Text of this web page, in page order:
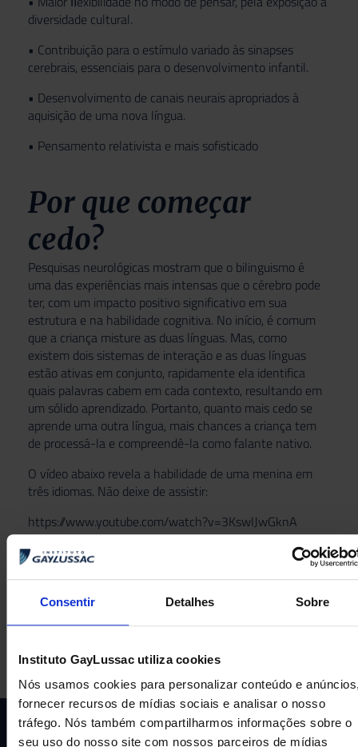
Consentir Detalhes Sobre
Instituto GayLussac utiliza cookies
Nós usamos cookies para personalizar conteúdo e
fornecer recursos de mídias sociais e analisar o nosso
tráfego. Nós também compartilharmos informações sobre o
seu uso do nosso site com nossos parceiros de mídias
diversidade cultural.
• Contribuição para o estímulo variado às sinapses
cerebrais, essenciais para o desenvolvimento infantil.
• Desenvolvimento de canais neurais apropriados à
aquisição de uma nova língua.
• Pensamento relativista e mais sofisticado
Por que começar
cedo?
Pesquisas neurológicas mostram que o bilinguismo é
uma das experiências mais intensas que o cérebro pode
ter, com um impacto positivo significativo em sua
estrutura e na habilidade cognitiva. No início, é comum
que a criança misture as duas línguas. Mas, como
existem dois sistemas de interação e as duas línguas
estão ativas em conjunto, rapidamente ela identifica
quais palavras cabem em cada contexto, resultando em
um sólido aprendizado. Portanto, quanto mais cedo se
aprende uma outra língua, mais chances a criança tem
de processá-la e compreendê-la como falante nativo.
O vídeo abaixo revela a habilidade de uma menina em
três idiomas. Não deixe de assistir:
https://www.youtube.com/watch?v=3KswIJwGknA
ANTERIOR PRÓXIMA